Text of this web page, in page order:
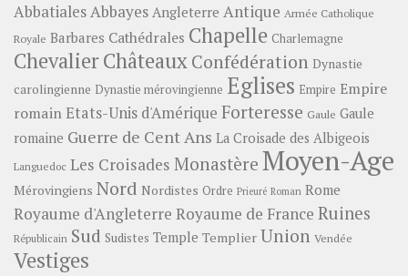
AbbatialesAbbayes Angleterre Antique Armée Catholique
Royale Barbares Cathédrales Chapelle Charlemagne
ChevalierChâteauxConfédération Dynastie
carolingienne Dynastie mérovingienne Eglises Empire Empire
romainEtats-Unis d'Amérique Forteresse Gaule Gaule
romaine Guerre de Cent Ans La Croisade des Albigeois
Languedoc Les Croisades Monastère Moyen-Age
Mérovingiens Nord Nordistes Ordre Prieuré Roman Rome
Royaume d'Angleterre Royaume de France Ruines
Républicain Sud Sudistes Temple Templier Union Vendée
Vestiges